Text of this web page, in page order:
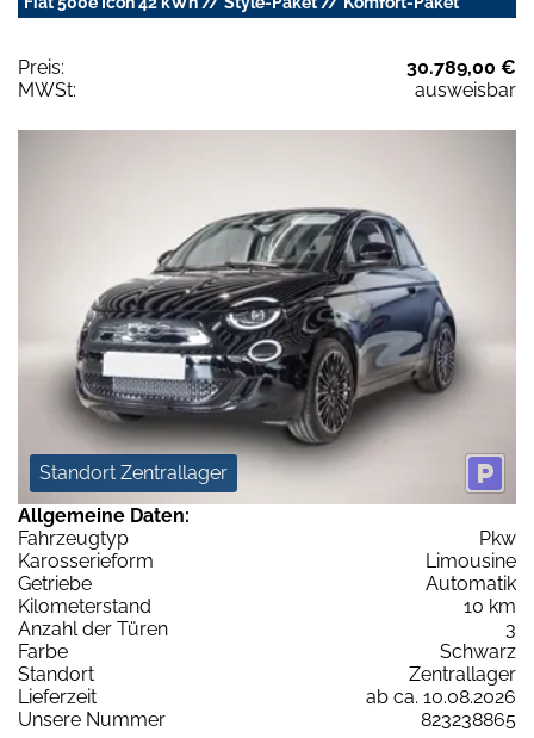
Preis:
30.789,00 €
MWSt:
ausweisbar
Standort Zentrallager
Allgemeine Daten:
Fahrzeugtyp
Pkw
Karosserieform
Limousine
Getriebe
Automatik
Kilometerstand
10 km
Anzahl der Türen
3
Farbe
Schwarz
Standort
Zentrallager
Lieferzeit
ab ca. 10.08.2026
Unsere Nummer
823238865